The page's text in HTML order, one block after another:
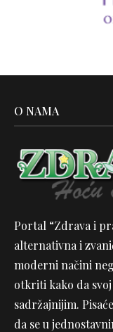
O NAMA
Portal “Zdrava i
alternativna i
moderni načini
otkriti kako da
sadržajnijim.
da se u